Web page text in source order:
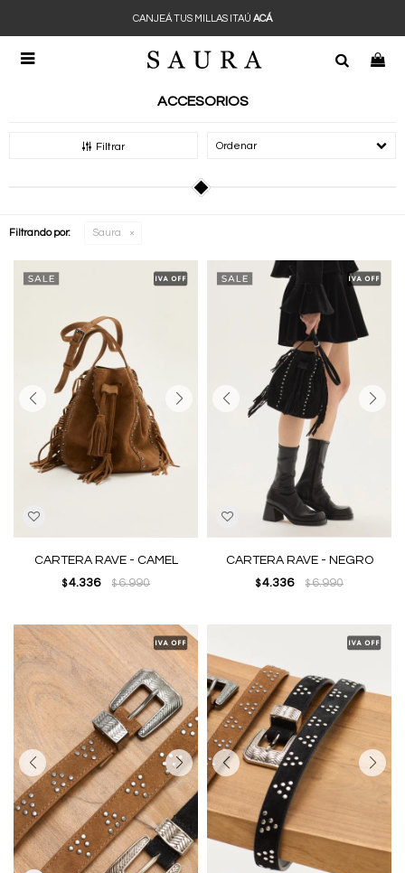

CANJEÁ TUS MILLAS ITAÚ ACÁ
ACCESORIOS
Filtrar Recomendados
Filtrando por: Saura
CARTERA RAVE - CAMEL
$ 4.336 $6.990
CARTERA RAVE - NEGRO
$ 4.336 $6.990